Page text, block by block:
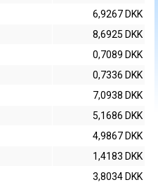
6,9267 DKK
8,6925 DKK
0,7089 DKK
0,7336 DKK
7,0938 DKK
5,1686 DKK
4,9867 DKK
1,4183 DKK
3,8034 DKK